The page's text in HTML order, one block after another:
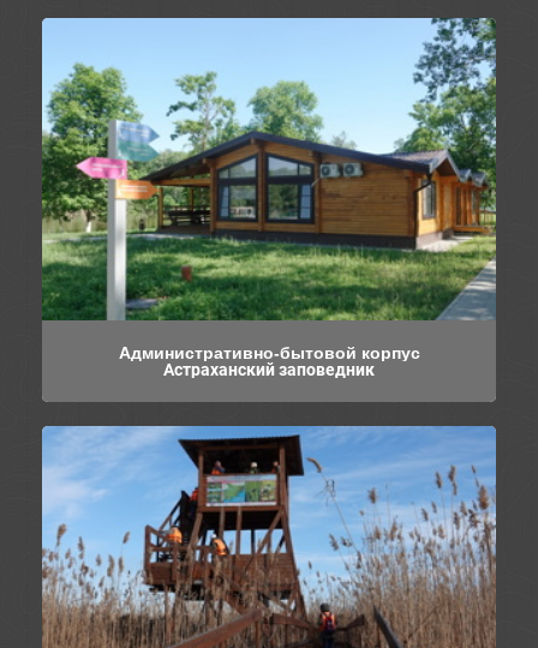
Административно-бытовой корпус
Астраханский заповедник